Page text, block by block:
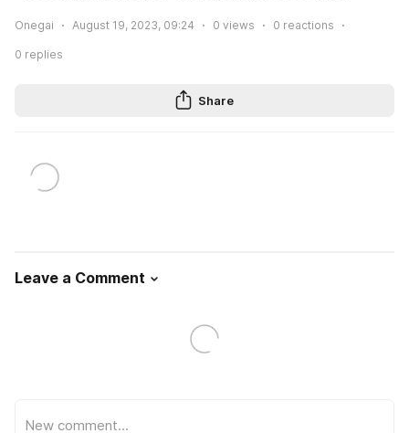
Onegai August 19, 2023, 09:24 0 views 0 reactions
0 replies
Share
Leave a Comment